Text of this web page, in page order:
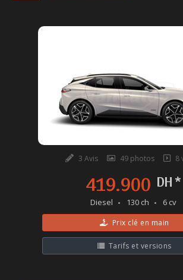
3 Avis 49 photos 8
419.900 DH *
Diesel 130 ch 6 cv
Prix clé en main
Tarifs et versions